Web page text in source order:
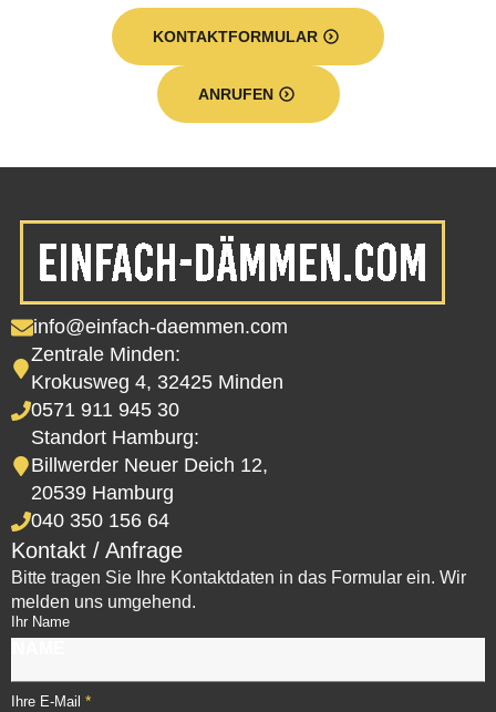
KONTAKTFORMULAR
ANRUFEN
info@einfach-daemmen.com
Zentrale Minden:
Krokusweg 4, 32425 Minden
0571 911 945 30
Standort Hamburg:
Billwerder Neuer Deich 12,
20539 Hamburg
040 350 156 64
Kontakt / Anfrage
Bitte tragen Sie Ihre Kontaktdaten in das Formular ein. Wir
melden uns umgehend.
Ihr Name
Ihre E-Mail *